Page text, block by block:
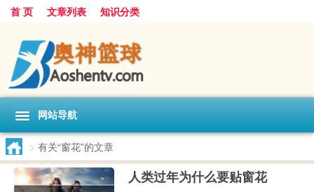
首 页 文章列表 知识分类
网站导航
> 有关“窗花”的文章
人类过年为什么要贴窗花